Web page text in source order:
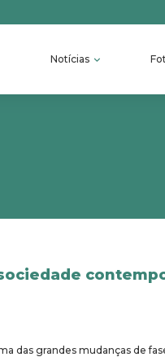
Notícias
das grandes mudanças de